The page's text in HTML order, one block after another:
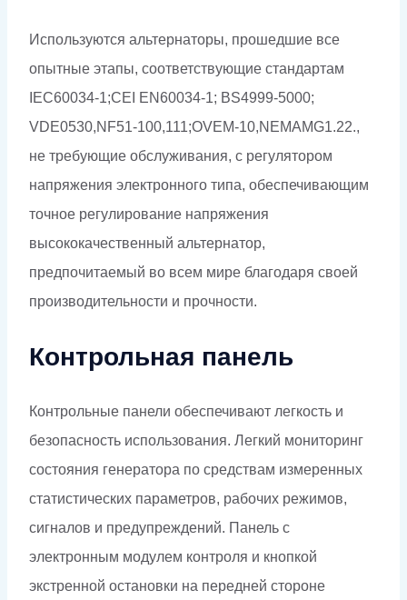
Используются альтернаторы, прошедшие все
опытные этапы, соответствующие стандартам
IEC60034-1;CEI EN60034-1; BS4999-5000;
VDE0530,NF51-100,111;OVEM-10,NEMAMG1.22.,
не требующие обслуживания, с регулятором
напряжения электронного типа, обеспечивающим
точное регулирование напряжения
высококачественный альтернатор,
предпочитаемый во всем мире благодаря своей
производительности и прочности.
Контрольная панель
Контрольные панели обеспечивают легкость и
безопасность использования. Легкий мониторинг
состояния генератора по средствам измеренных
статистических параметров, рабочих режимов,
сигналов и предупреждений. Панель с
электронным модулем контроля и кнопкой
экстренной остановки на передней стороне